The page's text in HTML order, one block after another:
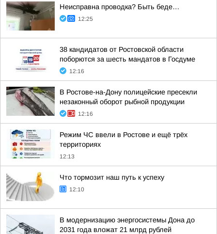
Неисправна проводка? Быть беде…
12:25
38 кандидатов от Ростовской области
поборются за шесть мандатов в Госдуме
12:16
В Ростове-на-Дону полицейские пресекли
незаконный оборот рыбной продукции
12:16
Режим ЧС ввели в Ростове и ещё трёх
территориях
12:13
Что тормозит наш путь к успеху
12:10
В модернизацию энергосистемы Дона до
2031 года вложат 21 млрд рублей